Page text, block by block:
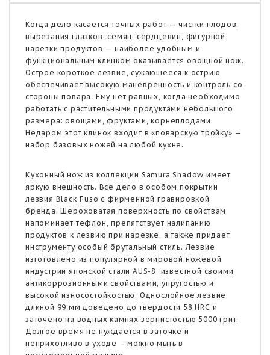
Когда дело касается точных работ — чистки плодов,
вырезания глазков, семян, сердцевин, фигурной
нарезки продуктов — наиболее удобным и
функциональным клинком оказывается овощной нож.
Острое короткое лезвие, сужающееся к острию,
обеспечивает высокую маневренность и контроль со
стороны повара. Ему нет равных, когда необходимо
работать с растительными продуктами небольшого
размера: овощами, фруктами, корнеплодами.
Недаром этот клинок входит в «поварскую тройку» —
набор базовых ножей на любой кухне.
Кухонный нож из коллекции Samura Shadow имеет
яркую внешность. Все дело в особом покрытии
лезвия Black Fuso с фирменной гравировкой
бренда. Шероховатая поверхность по свойствам
напоминает тефлон, препятствует налипанию
продуктов к лезвию при нарезке, а также придает
инструменту особый брутальный стиль. Лезвие
изготовлено из популярной в мировой ножевой
индустрии японской стали AUS-8, известной своими
антикоррозионными свойствами, упругостью и
высокой износостойкостью. Однослойное лезвие
длиной 99 мм доведено до твердости 58 HRC и
заточено на водных камнях зернистостью 5000 грит.
Долгое время не нуждается в заточке и
неприхотливо в уходе – можно мыть в